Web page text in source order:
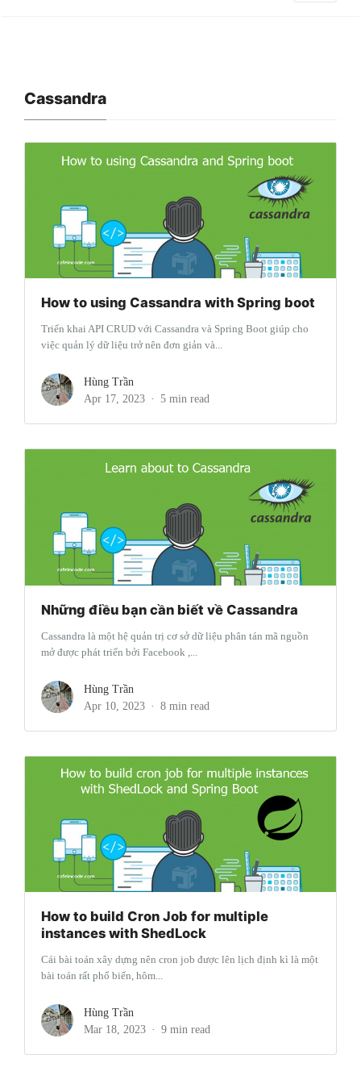
Cassandra
How to using Cassandra with Spring boot
Triển khai API CRUD với Cassandra và Spring Boot giúp cho
việc quản lý dữ liệu trở nên đơn giản và...
Hùng Trần
Apr 17, 2023
5 min read
Những điều bạn cần biết về Cassandra
Cassandra là một hệ quản trị cơ sở dữ liệu phân tán mã nguồn
mở được phát triển bởi Facebook ,...
Hùng Trần
Apr 10, 2023
8 min read
How to build Cron Job for multiple
instances with ShedLock
Cái bài toán xây dựng nên cron job được lên lịch định kì là một
bài toán rất phổ biến, hôm...
Hùng Trần
Mar 18, 2023
9 min read